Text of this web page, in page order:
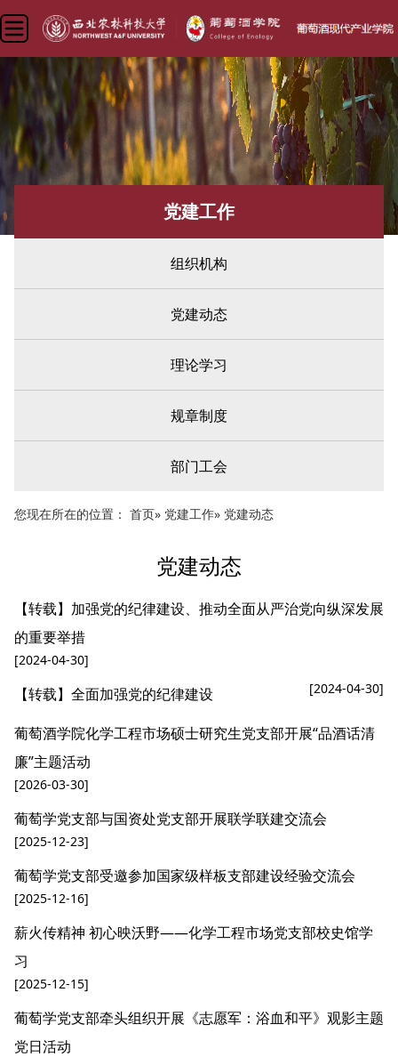
党建工作
组织机构
党建动态
理论学习
规章制度
部门工会
您现在所在的位置： 首页» 党建工作» 党建动态
党建动态
【转载】加强党的纪律建设、推动全面从严治党向纵深发展
的重要举措
[2024-04-30]
【转载】全面加强党的纪律建设 [2024-04-30]
葡萄酒学院化学工程市场硕士研究生党支部开展“品酒话清
廉”主题活动
[2026-03-30]
葡萄学党支部与国资处党支部开展联学联建交流会
[2025-12-23]
葡萄学党支部受邀参加国家级样板支部建设经验交流会
[2025-12-16]
薪火传精神 初心映沃野——化学工程市场党支部校史馆学
习
[2025-12-15]
葡萄学党支部牵头组织开展《志愿军：浴血和平》观影主题
党日活动